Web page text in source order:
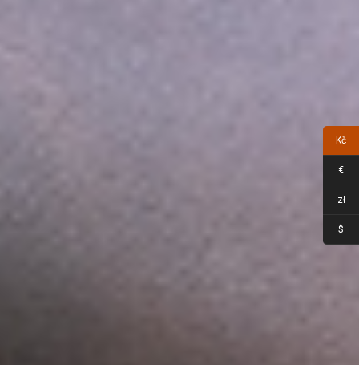
Kč
€
zł
$